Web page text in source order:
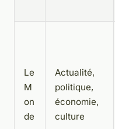
Le
M
on
de
Actualité,
politique,
économie,
culture